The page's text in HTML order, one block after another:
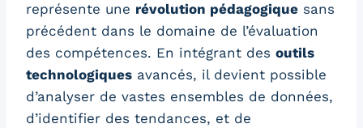
représente une révolution pédagogique sans
précédent dans le domaine de l’évaluation
des compétences. En intégrant des outils
technologiques avancés, il devient possible
d’analyser de vastes ensembles de données,
d’identifier des tendances, et de